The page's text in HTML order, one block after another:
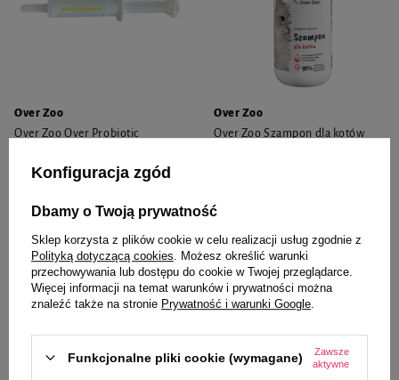
Over Zoo
Over Zoo Over Probiotic
uzupełniająca dla psów i kotów
30 ml
28,99 zł 966,33 zł / l
- +
Do koszyka
Over Zoo
Over Zoo Szampon dla kotów
23,99 zł
-
Do koszyka
Konfiguracja zgód
Dbamy o Twoją prywatność
Sklep korzysta z plików cookie w celu realizacji usług zgodnie z
Polityką dotyczącą cookies . Możesz określić warunki
przechowywania lub dostępu do cookie w Twojej przeglądarce.
Więcej informacji na temat warunków i prywatności można
znaleźć także na stronie Prywatność i warunki Google
Funkcjonalne pliki cookie (wymagane)
Zawsze
aktywne